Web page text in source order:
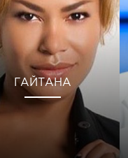
ГАЙТАНА